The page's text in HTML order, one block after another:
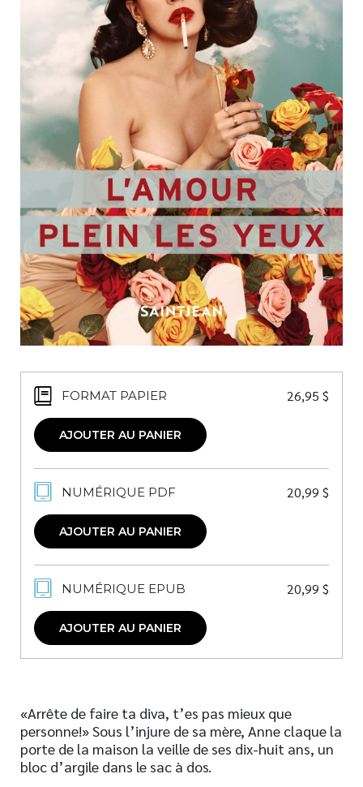
Livres audio
Meilleurs vendeurs
Page vedette
AUTEURS
CONTACT
FORMAT PAPIER 26,95 $
AJOUTER AU PANIER
NUMÉRIQUE PDF 20,99 $
AJOUTER AU PANIER
NUMÉRIQUE EPUB 20,99 $
AJOUTER AU PANIER
«Arrête de faire ta diva, t’es pas mieux que
personne!» Sous l’injure de sa mère, Anne claque la
porte de la maison la veille de ses dix-huit ans, un
bloc d’argile dans le sac à dos.